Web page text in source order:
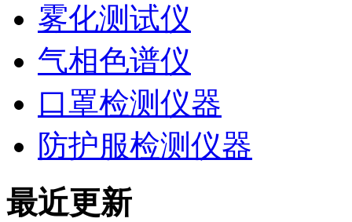
雾化测试仪
气相色谱仪
口罩检测仪器
防护服检测仪器
最近更新